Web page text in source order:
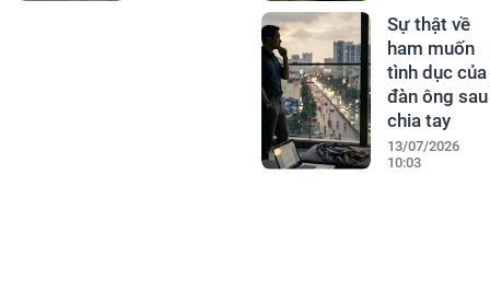
Sự thật về
ham muốn
tình dục của
đàn ông sau
chia tay
13/07/2026
10:03